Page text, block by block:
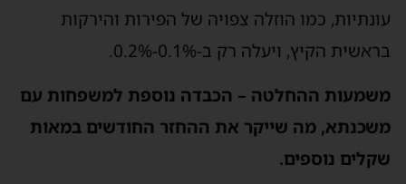
עונתיות, כמו הוזלה צפויה של הפירות והירקות
בראשית הקיץ, ויעלה רק ב-0.1%-0.2%.
משמעות ההחלטה – הכבדה נוספת למשפחות עם
משכנתא, מה שייקר את ההחזר החודשים במאות
שקלים נוספים.